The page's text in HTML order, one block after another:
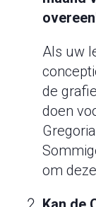
Als uw
de
doen
om